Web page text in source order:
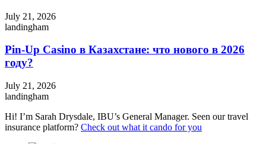
July 21, 2026
landingham
Pin-Up Casino в Казахстане: что нового в 2026
году?
July 21, 2026
landingham
Hi! I’m Sarah Drysdale, IBU’s General Manager. Seen our travel
insurance platform? Check out what it cando for you